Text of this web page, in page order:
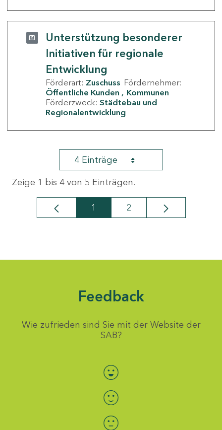
Unterstützung besonderer
Initiativen für regionale
Entwicklung
Förderart: Zuschuss Fördernehmer:
Öffentliche Kunden
Kommunen
Förderzweck: Städtebau und
Regionalentwicklung
4 Einträge
Zeige 1 bis 4 von 5 Einträgen.
Seite
1 Seite
2
Feedback
Wie zufrieden sind Sie mit der Website der
SAB?
Bewertung auswählen